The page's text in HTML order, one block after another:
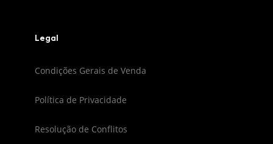
Legal
Condições Gerais de Venda
Política de Privacidade
Resolução de Conflitos